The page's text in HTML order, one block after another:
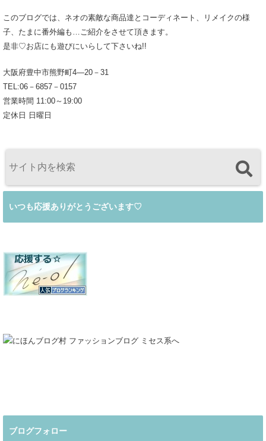
このブログでは、ネオの素敵な商品達とコーディネート、リメイクの様
子、たまに番外編も…ご紹介をさせて頂きます。
是非♡お店にも遊びにいらして下さいね!!
大阪府豊中市熊野町4―20－31
TEL:06－6857－0157
営業時間 11:00～19:00
定休日 日曜日
いつも応援ありがとうございます♡
ブログフォロー